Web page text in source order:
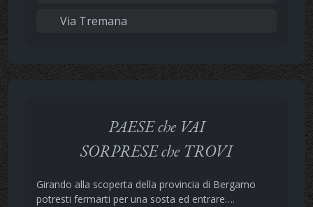
Via Tremana
PAESE che VAI
SORPRESE che TROVI
Girando alla scoperta della provincia di Bergamo
potresti fermarti per una sosta ed entrare….